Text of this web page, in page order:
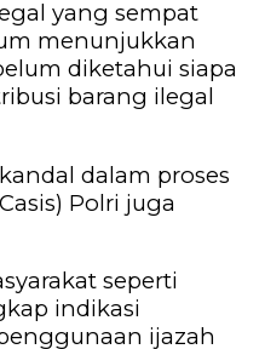
yang sempat
menunjukkan
diketahui siapa
barang ilegal
dalam proses
Polri juga
seperti
indikasi
ijazah